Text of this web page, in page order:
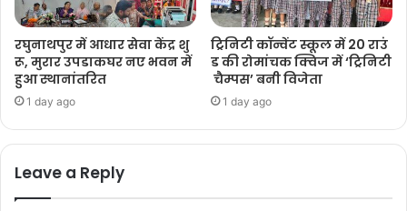
रघुनाथपुर में आधार सेवा केंद्र शु
रू, मुरार उपडाकघर नए भवन में
हुआ स्थानांतरित
1 day ago
ट्रिनिटी कॉन्वेंट स्कूल में 20 राउं
ड की रोमांचक क्विज में ‘ट्रिनिटी
चैम्पस’ बनी विजेता
1 day ago
Leave a Reply